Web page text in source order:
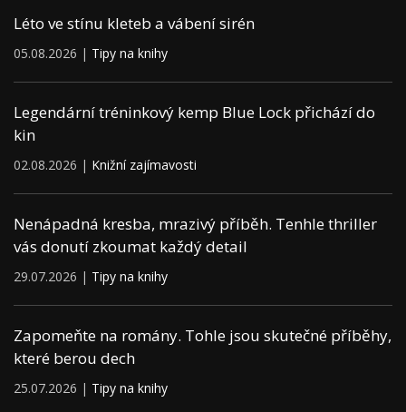
Léto ve stínu kleteb a vábení sirén
05.08.2026 | Tipy na knihy
Legendární tréninkový kemp Blue Lock přichází do
kin
02.08.2026 | Knižní zajímavosti
Nenápadná kresba, mrazivý příběh. Tenhle thriller
vás donutí zkoumat každý detail
29.07.2026 | Tipy na knihy
Zapomeňte na romány. Tohle jsou skutečné příběhy,
které berou dech
25.07.2026 | Tipy na knihy